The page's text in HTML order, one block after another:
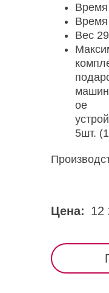
Время
Время
Вес
ое
5шт.
Цена: 12